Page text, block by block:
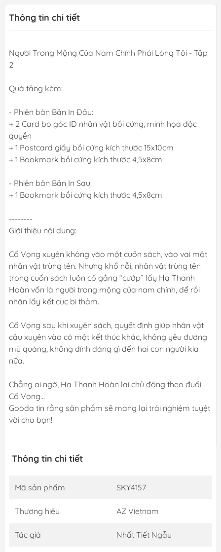
Thông tin chi tiết
Người Trong Mộng Của Nam Chính Phải Lòng Tôi - Tập
2
Quà tặng kèm:
- Phiên bản Bản In Đầu:
+ 2 Card bo góc ID nhân vật bồi cứng, minh họa độc
quyền
+ 1 Postcard giấy bồi cứng kích thước 15x10cm
+ 1 Bookmark bồi cứng kích thước 4,5x8cm
- Phiên bản Bản In Sau:
+ 1 Bookmark bồi cứng kích thước 4,5x8cm
--------
Giới thiệu nội dung:
Cố Vọng xuyên không vào một cuốn sách, vào vai một
nhân vật trùng tên. Nhưng khổ nỗi, nhân vật trùng tên
trong cuốn sách luôn cố gắng “cướp” lấy Hạ Thanh
Hoàn vốn là người trong mộng của nam chính, để rồi
nhận lấy kết cục bi thảm.
Cố Vọng sau khi xuyên sách, quyết định giúp nhân vật
cậu xuyên vào có một kết thúc khác, không yêu đương
mù quáng, không dính dáng gì đến hai con người kia
nữa.
Chẳng ai ngờ, Hạ Thanh Hoàn lại chủ động theo đuổi
Cố Vọng…
Gooda tin rằng sản phẩm sẽ mang lại trải nghiệm tuyệt
vời cho bạn!
Thông tin chi tiết
Mã sản phẩm SKY4157
Thương hiệu AZ Vietnam
Tác giả Nhất Tiết Ngẫu